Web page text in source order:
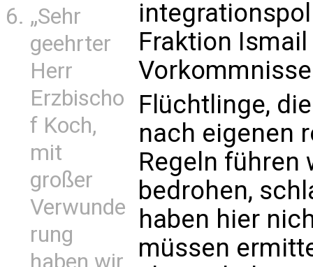
„Sehr
geehrter
Herr
Erzbischo
f Koch,
mit
großer
Verwunde
rung
haben wir
Fraktion
Flüchtlinge,
nach eigenen
Regeln führen
bedrohen,
haben hier
müssen